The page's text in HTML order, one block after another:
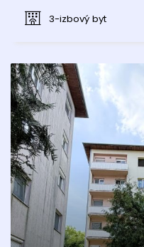
3-izbový byt